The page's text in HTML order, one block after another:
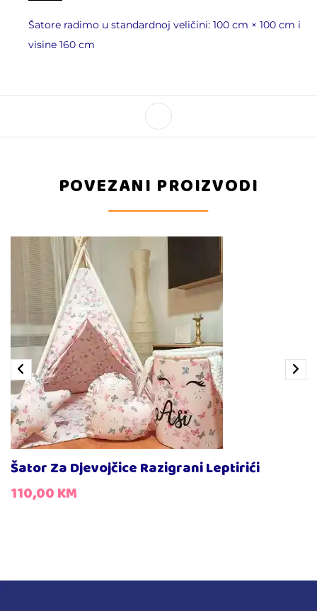
Šatore radimo u standardnoj veličini: 100 cm × 100 cm i
visine 160 cm
POVEZANI PROIZVODI
Šator Za Djevojčice Razigrani Leptirići
110,00KM